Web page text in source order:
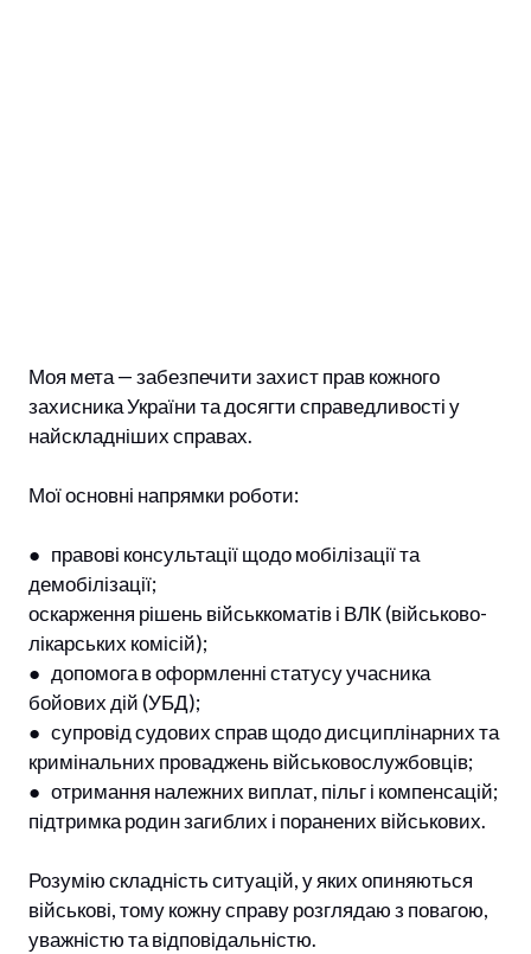
Моя мета — забезпечити захист прав кожного
захисника України та досягти справедливості у
найскладніших справах.
Мої основні напрямки роботи:
● правові консультації щодо мобілізації та
демобілізації;
оскарження рішень військкоматів і ВЛК (військово-
лікарських комісій);
● допомога в оформленні статусу учасника
бойових дій (УБД);
● супровід судових справ щодо дисциплінарних та
кримінальних проваджень військовослужбовців;
● отримання належних виплат, пільг і компенсацій;
підтримка родин загиблих і поранених військових.
Розумію складність ситуацій, у яких опиняються
військові, тому кожну справу розглядаю з повагою,
уважністю та відповідальністю.